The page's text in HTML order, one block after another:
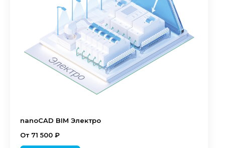
nanoCAD BIM Электро
От 71 500 ₽